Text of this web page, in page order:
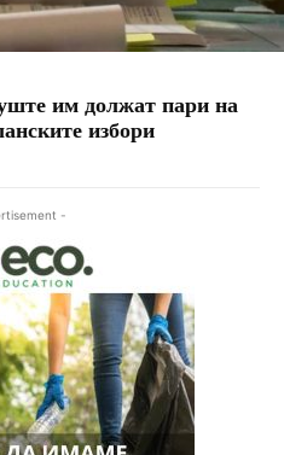
им должат пари на
избори
-